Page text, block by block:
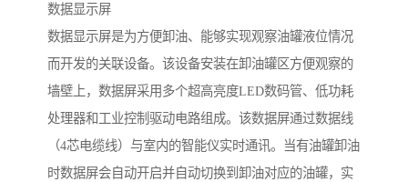
数据显示屏
数据显示屏是为方便卸油、能够实现观察油罐液位情况
而开发的关联设备。该设备安装在卸油罐区方便观察的
墙壁上，数据屏采用多个超高亮度LED数码管、低功耗
处理器和工业控制驱动电路组成。该数据屏通过数据线
（4芯电缆线）与室内的智能仪实时通讯。当有油罐卸油
时数据屏会自动开启并自动切换到卸油对应的油罐，实